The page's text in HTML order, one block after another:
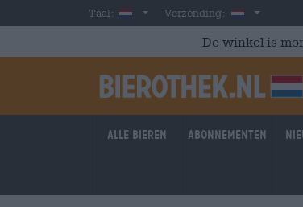
Skip to main content
Taal: DutchVerzending: Nederland
De winkel is
Alle bieren Abonnementen